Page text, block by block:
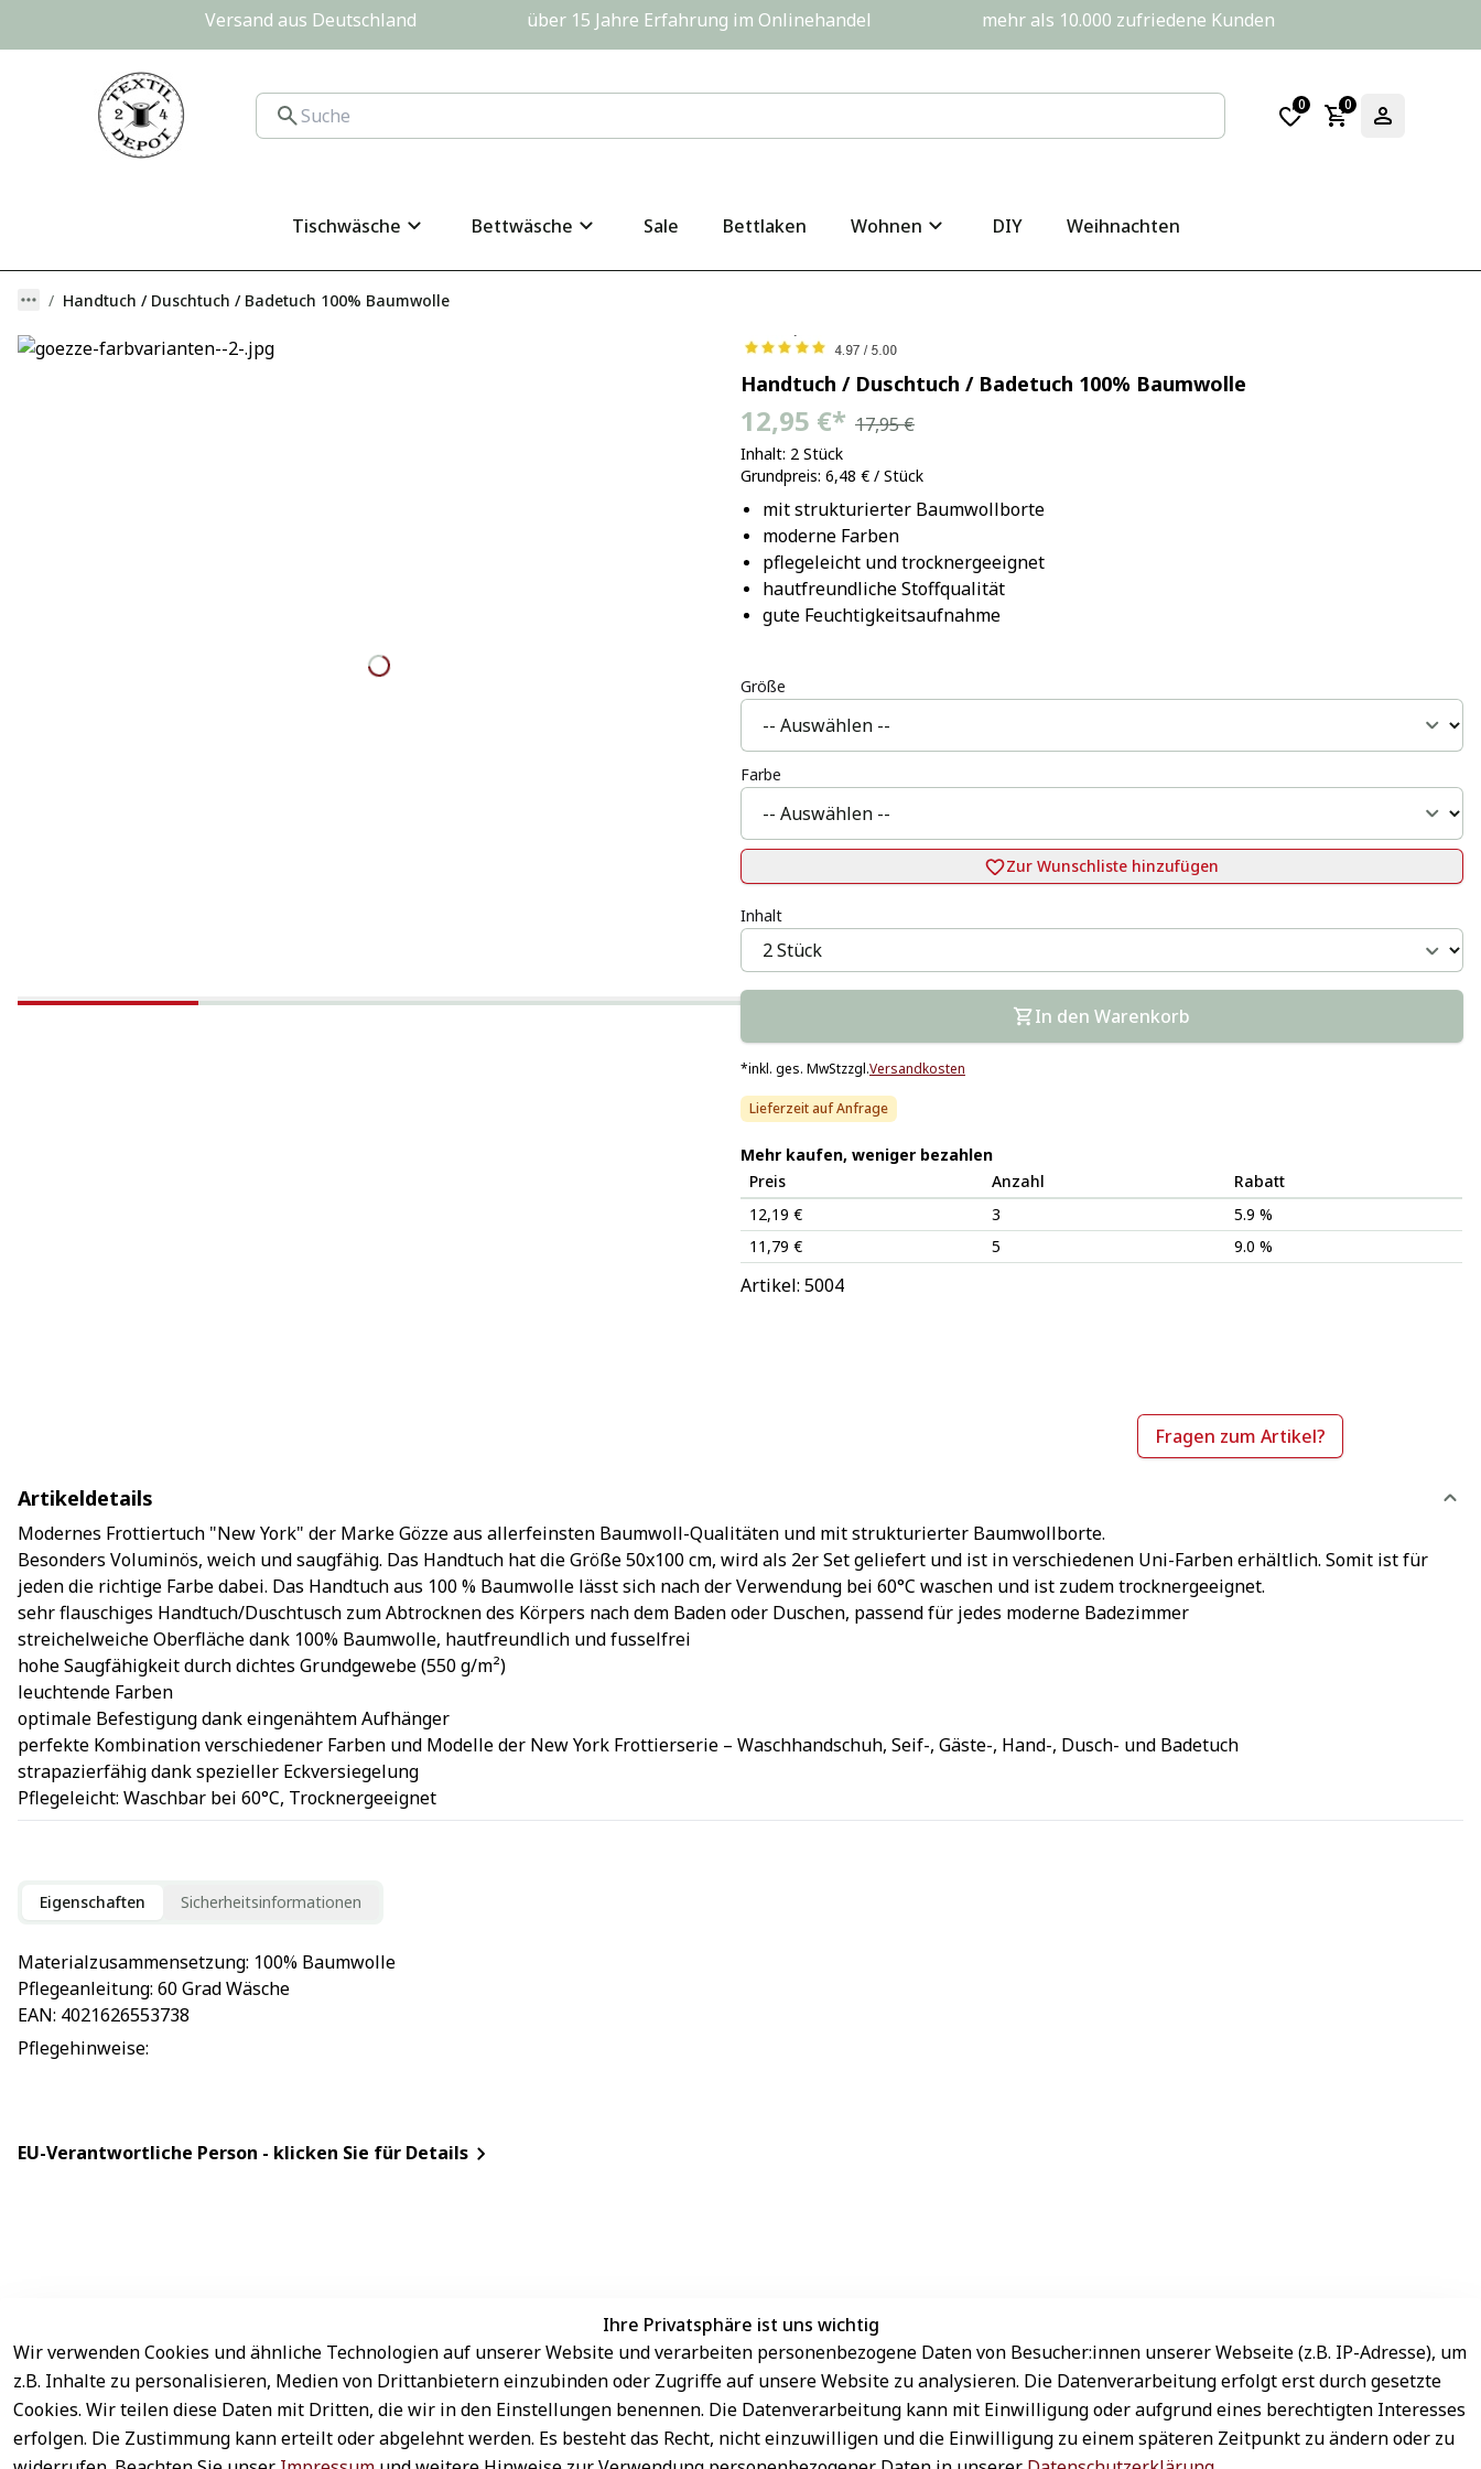
Versand aus Deutschland                         über 15 Jahre Erfahrung im Onlinehandel                         mehr als 10.000 zufriedene Kunden
0 0
Tischwäsche Bettwäsche Sale Bettlaken Wohnen DIY Weihnachten
Handtuch / Duschtuch / Badetuch 100% Baumwolle
Handtuch / Duschtuch / Badetuch 100% Baumwolle
12,95 €* 17,95 €
Inhalt: 2 Stück
Grundpreis: 6,48 € / Stück
mit strukturierter Baumwollborte
moderne Farben
pflegeleicht und trocknergeeignet
hautfreundliche Stoffqualität
gute Feuchtigkeitsaufnahme
Größe
Farbe
Zur Wunschliste hinzufügen
Inhalt
In den Warenkorb
*inkl. ges. MwStzzgl.Versandkosten
Lieferzeit auf Anfrage
Mehr kaufen, weniger bezahlen
Preis
Anzahl
Rabatt
12,19 €
3
5.9 %
11,79 €
5 9.0 %
Artikel: 5004
Fragen zum Artikel?
Artikeldetails
Modernes Frottiertuch "New York" der Marke Gözze aus allerfeinsten Baumwoll-Qualitäten und mit strukturierter Baumwollborte.
Besonders Voluminös, weich und saugfähig. Das Handtuch hat die Größe 50x100 cm, wird als 2er Set geliefert und ist in verschiedenen Uni-Farben erhältlich. Somit ist für
jeden die richtige Farbe dabei. Das Handtuch aus 100 % Baumwolle lässt sich nach der Verwendung bei 60°C waschen und ist zudem trocknergeeignet.
sehr flauschiges Handtuch/Duschtusch zum Abtrocknen des Körpers nach dem Baden oder Duschen, passend für jedes moderne Badezimmer
streichelweiche Oberfläche dank 100% Baumwolle, hautfreundlich und fusselfrei
hohe Saugfähigkeit durch dichtes Grundgewebe (550 g/m²)
leuchtende Farben
optimale Befestigung dank eingenähtem Aufhänger
perfekte Kombination verschiedener Farben und Modelle der New York Frottierserie – Waschhandschuh, Seif-, Gäste-, Hand-, Dusch- und Badetuch
strapazierfähig dank spezieller Eckversiegelung
Pflegeleicht: Waschbar bei 60°C, Trocknergeeignet
Eigenschaften Sicherheitsinformationen
Materialzusammensetzung: 100% Baumwolle
Pflegeanleitung: 60 Grad Wäsche
EAN: 4021626553738
Pflegehinweise:
EU-Verantwortliche Person - klicken Sie für Details
Ihre Privatsphäre ist uns wichtig
Wir verwenden Cookies und ähnliche Technologien auf unserer Website und verarbeiten personenbezogene Daten von Besucher:innen unserer Webseite (z.B. IP-Adresse), um
z.B. Inhalte zu personalisieren, Medien von Drittanbietern einzubinden oder Zugriffe auf unsere Website zu analysieren. Die Datenverarbeitung erfolgt erst durch gesetzte
Cookies. Wir teilen diese Daten mit Dritten, die wir in den Einstellungen benennen. Die Datenverarbeitung kann mit Einwilligung oder aufgrund eines berechtigten Interesses
erfolgen. Die Zustimmung kann erteilt oder abgelehnt werden. Es besteht das Recht, nicht einzuwilligen und die Einwilligung zu einem späteren Zeitpunkt zu ändern oder zu
Rechtliches
AGB
Impressum
Service
Kontakt
Registrieren
Sichere Zahlungsarten